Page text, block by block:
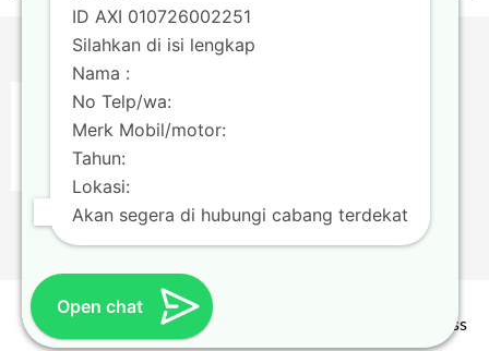
Theme by Scissor Themes WordPress
ID AXI 010726002251
Silahkan di isi lengkap
Nama :
No Telp/wa:
Merk Mobil/motor:
Tahun:
Lokasi:
Akan segera di hubungi cabang terdekat
Open chat